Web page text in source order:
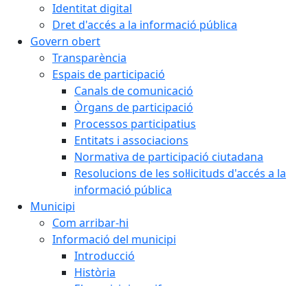
Identitat digital
Dret d'accés a la informació pública
Govern obert
Transparència
Espais de participació
Canals de comunicació
Òrgans de participació
Processos participatius
Entitats i associacions
Normativa de participació ciutadana
Resolucions de les sol·licituds d'accés a la
informació pública
Municipi
Com arribar-hi
Informació del municipi
Introducció
Història